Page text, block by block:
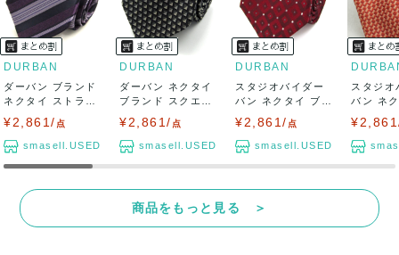
DURBAN
ダーバン ブランド
ネクタイ ストライ
プ柄 PO ...
¥2,861/ 点
smasell.USED
DURBAN
ダーバン ネクタイ
ブランド スクエア
柄 シルク ...
¥2,861/ 点
smasell.USED
DURBAN
スタジオバイダー
バン ネクタイ ブラ
ンド スクエア...
¥2,861/ 点
smasell.USED
スタジオ
バン ネ
ンド 総
商品をもっと見る ＞